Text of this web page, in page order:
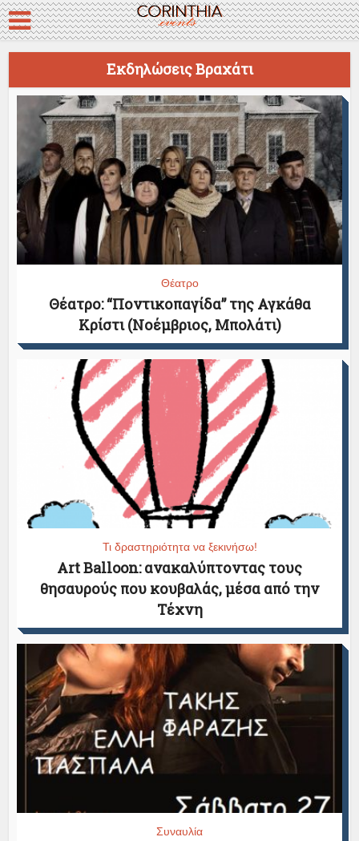
Εκδηλώσεις Βραχάτι
Θέατρο
Θέατρο: “Ποντικοπαγίδα” της Αγκάθα
Κρίστι (Νοέμβριος, Μπολάτι)
Τι δραστηριότητα να ξεκινήσω!
Art Balloon: ανακαλύπτοντας τους
θησαυρούς που κουβαλάς, μέσα από την
Τέχνη
Συναυλία